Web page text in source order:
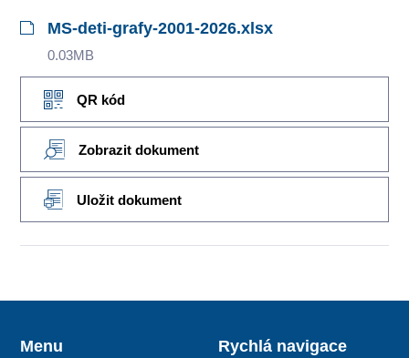
MS-deti-grafy-2001-2026.xlsx
0.03MB
QR kód
Zobrazit dokument
Uložit dokument
Menu Rychlá navigace